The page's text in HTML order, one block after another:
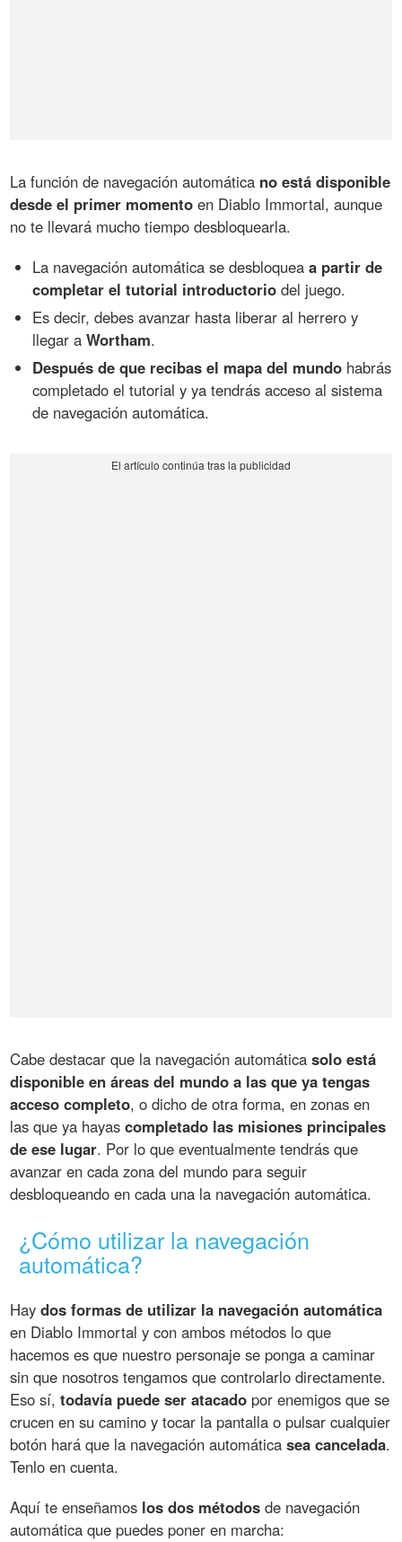
La función de navegación automática no está disponible
desde el primer momento en Diablo Immortal, aunque
no te llevará mucho tiempo desbloquearla.
La navegación automática se desbloqueaa partir de
completar el tutorial introductorio del juego.
Es decir, debes avanzar hasta liberar al herrero y
llegar aWortham.
Después de que recibas el mapa del mundo habrás
completado el tutorial y ya tendrás acceso al sistema
de navegación automática.
Cabe destacar que la navegación automáticasolo está
disponible en áreas del mundo a las que ya tengas
acceso completo, o dicho de otra forma, en zonas en
las que ya hayascompletado las misiones principales
de ese lugar. Por lo que eventualmente tendrás que
avanzar en cada zona del mundo para seguir
desbloqueando en cada una la navegación automática.
¿Cómo utilizar la navegación
automática?
Haydos formas de utilizar la navegación automática
en Diablo Immortal y con ambos métodos lo que
hacemos es que nuestro personaje se ponga a caminar
sin que nosotros tengamos que controlarlo directamente.
Eso sí,todavía puede ser atacado por enemigos que se
crucen en su camino y tocar la pantalla o pulsar cualquier
botón hará que la navegación automáticasea cancelada.
Tenlo en cuenta.
Aquí te enseñamos los dos métodos de navegación
automática que puedes poner en marcha: